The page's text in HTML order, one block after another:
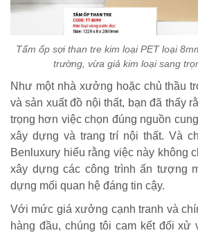
Tấm ốp sợi than tre kim loại PET loại
trường, vừa giả kim loại sang
Như một nhà xưởng hoặc chủ thầu
và sản xuất đồ nội thất, bạn đã thấy
trọng hơn việc chọn đúng nguồn
xây dựng và trang trí nội thất. Và
Benluxury hiểu rằng việc này không
xây dựng các công trình ấn tượng
dựng mối quan hệ đáng tin cậy.
Với mức giá xưởng cạnh tranh và
hàng đầu, chúng tôi cam kết đối xử